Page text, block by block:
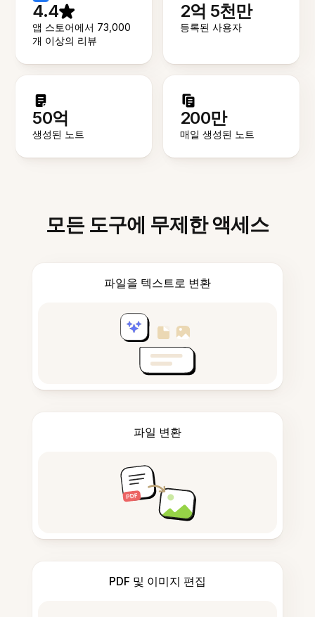
4.4
앱 스토어에서 73,000
개 이상의 리뷰
2억 5천만
등록된 사용자
50억
생성된 노트
200만
매일 생성된 노트
모든 도구에 무제한 액세스
파일을 텍스트로 변환
파일 변환
PDF 및 이미지 편집